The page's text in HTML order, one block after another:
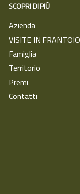
SCOPRI DI PIÙ
Azienda
VISITE IN FRANTOIO
Famiglia
Territorio
Premi
Contatti